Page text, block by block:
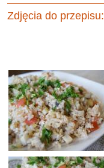
Zdjęcia do przepisu: